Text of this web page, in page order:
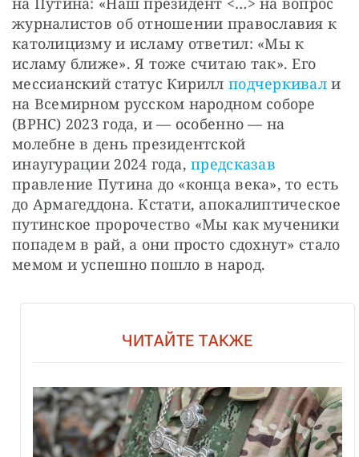
журналистов об отношении православия к
католицизму и исламу ответил: «Мы к
исламу ближе». Я тоже считаю так». Его
мессианский статус Кирилл подчеркивал и
на Всемирном русском народном соборе
(ВРНС) 2023 года, и — особенно — на
молебне в день президентской
инаугурации 2024 года,
правление Путина до «конца века», то есть
до Армагеддона. Кстати, апокалиптическое
путинское пророчество «Мы как мученики
попадем в рай, а они просто сдохнут» стало
мемом и успешно пошло в народ.
ЧИТАЙТЕ ТАКЖЕ